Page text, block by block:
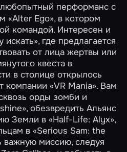
перформанс с
«Alter Ego», в котором
командой. Интересен и
искать», где предлагается
от лица жертвы или
квеста в
в столице открылось
компании «VR Mania». Вам
орды зомби и
, обезвредить Альянс
Земли в«Half-Life: Alyx»,
в«Serious Sam: the
важную миссию, следуя